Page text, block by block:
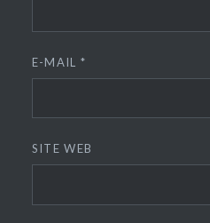
E-MAIL *
SITE WEB